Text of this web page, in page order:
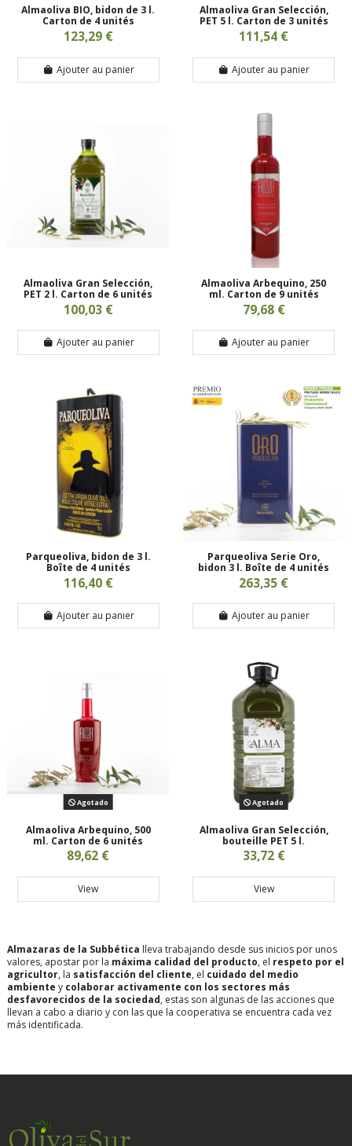
Almaoliva BIO, bidon de 3 l.
Carton de 4 unités
123,29 €
Ajouter au panier
Almaoliva Gran Selección,
PET 5 l. Carton de 3 unités
111,54 €
Ajouter au panier
Almaoliva Gran Selección,
PET 2 l. Carton de 6 unités
100,03 €
Ajouter au panier
Almaoliva Arbequino, 250
ml. Carton de 9 unités
79,68 €
Ajouter au panier
Parqueoliva, bidon de 3 l.
Boîte de 4 unités
116,40 €
Ajouter au panier
Parqueoliva Serie Oro,
bidon 3 l. Boîte de 4 unités
263,35 €
Ajouter au panier
Agotado
Almaoliva Arbequino, 500
ml. Carton de 6 unités
89,62 €
View
Agotado
Almaoliva Gran Selección,
bouteille PET 5 l.
33,72 €
View
Almazaras de la Subbética lleva trabajando desde sus inicios por unos
valores, apostar por la máxima calidad del producto, el respeto por el
agricultor, la satisfacción del cliente, el cuidado del medio
ambiente y colaborar activamente con los sectores más
desfavorecidos de la sociedad, estas son algunas de las acciones que
llevan a cabo a diario y con las que la cooperativa se encuentra cada vez
más identificada.